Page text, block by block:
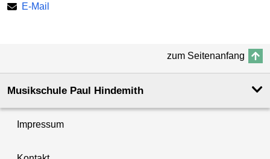
E-Mail
zum Seitenanfang
Musikschule Paul Hindemith
Impressum